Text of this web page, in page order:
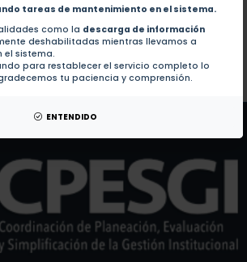
tareas de mantenimiento en el sistema.
como la descarga de información
deshabilitadas mientras llevamos a
el sistema.
para restablecer el servicio completo lo
tu paciencia y comprensión.
ENTENDIDO
No hay tesis de este autor.